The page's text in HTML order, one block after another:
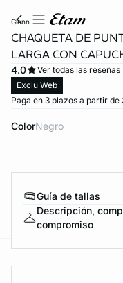
glenn
CHAQUETA DE
LARGA CON
4.0
Ver todas las reseñas
Exclu Web
Paga en 3 plazos a partir de
Color negro
Guía de tallas
Descripción,
compromiso